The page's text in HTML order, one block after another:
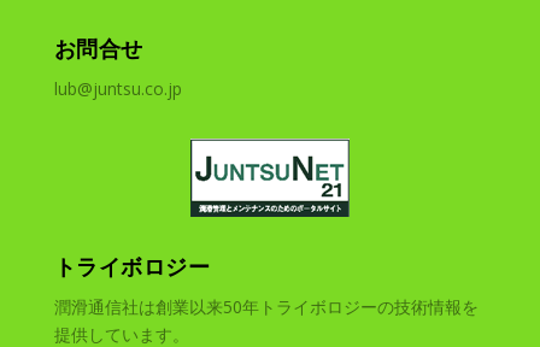
お問合せ
lub@juntsu.co.jp
トライボロジー
潤滑通信社は創業以来50年トライボロジーの技術情報を
提供しています。